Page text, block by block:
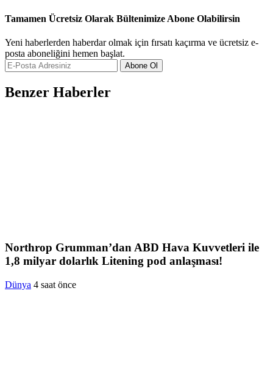
Tamamen Ücretsiz Olarak Bültenimize Abone Olabilirsin
Yeni haberlerden haberdar olmak için fırsatı kaçırma ve ücretsiz e-
posta aboneliğini hemen başlat.
Abone Ol
Benzer Haberler
Northrop Grumman’dan ABD Hava Kuvvetleri ile
1,8 milyar dolarlık Litening pod anlaşması!
Dünya 4 saat önce